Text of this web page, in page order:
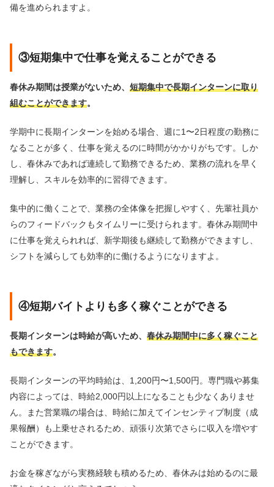
備を進められますよ。
③短期集中で仕事を覚えることができる
春休み期間は授業がないため、 短期集中で長期インターンに取り
組むことができます。
学期中に長期インターンを始める場合、週に1〜2日程度の勤務に
なることが多く、仕事を覚えるのに時間がかかりがちです。しか
し、春休みであれば連続して勤務できるため、業務の流れを早く
理解し、スキルを効率的に習得できます。
集中的に働くことで、業務の全体像を把握しやすく、先輩社員か
らのフィードバックもタイムリーに受けられます。春休み期間中
に仕事を覚えられれば、新学期後も継続して勤務ができますし、
シフトを減らしても効率的に働けるようになりますよ。
④短期バイトよりも多く稼ぐことができる
長期インターンは時給が高いため、 春休み期間中に多く稼ぐこと
もできます。
長期インターンの平均時給は、1,200円〜1,500円。専門職や募集
内容によっては、時給2,000円以上になることも少なくありませ
ん。また営業職の場合は、時給に加えてインセンティブ制度（成
果報酬）も上乗せされるため、頑張り次第でさらに収入を増やす
ことができます。
お金を稼ぎながら実務経験も積めるため、春休みは始めるのに最